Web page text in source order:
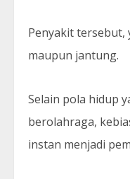
Penyakit tersebut,
maupun jantung.
Selain pola hidup
berolahraga,
instan menjadi